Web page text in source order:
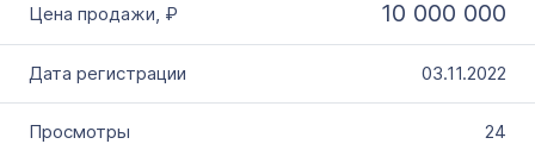
10 000 000
03.11.2022
24